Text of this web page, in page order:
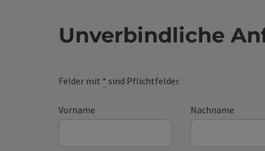
Unverbindliche
Felder mit * sind Pflichtfelder
Vorname Nachname